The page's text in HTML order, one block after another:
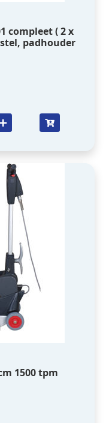
compleet ( 2 x
padhouder
1500 tpm